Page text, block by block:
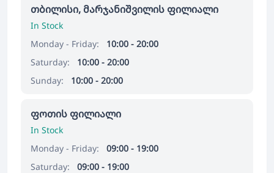
თბილისი, მარჯანიშვილის ფილიალი
In Stock
Monday - Friday:
10:00 - 20:00
Saturday:
10:00 - 20:00
Sunday:
10:00 - 20:00
ფოთის ფილიალი
In Stock
Monday - Friday:
09:00 - 19:00
Saturday:
09:00 - 19:00